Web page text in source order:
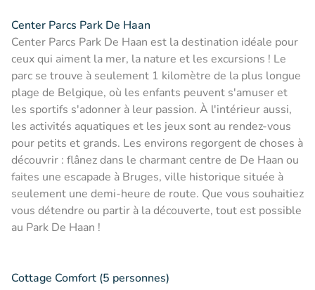
Center Parcs Park De Haan
Center Parcs Park De Haan est la destination idéale pour
ceux qui aiment la mer, la nature et les excursions ! Le
parc se trouve à seulement 1 kilomètre de la plus longue
plage de Belgique, où les enfants peuvent s'amuser et
les sportifs s'adonner à leur passion. À l'intérieur aussi,
les activités aquatiques et les jeux sont au rendez-vous
pour petits et grands. Les environs regorgent de choses à
découvrir : flânez dans le charmant centre de De Haan ou
faites une escapade à Bruges, ville historique située à
seulement une demi-heure de route. Que vous souhaitiez
vous détendre ou partir à la découverte, tout est possible
au Park De Haan !
Cottage Comfort (5 personnes)